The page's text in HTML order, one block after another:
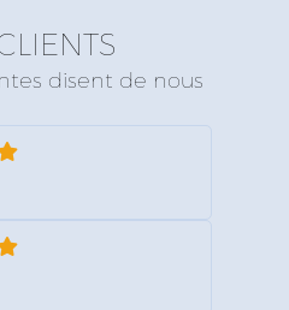
disent de nous